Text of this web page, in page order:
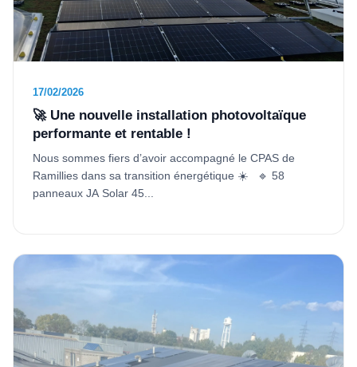
17/02/2026
🚀 Une nouvelle installation photovoltaïque
performante et rentable !
Nous sommes fiers d’avoir accompagné le CPAS de
Ramillies dans sa transition énergétique ☀️ 🔹 58
panneaux JA Solar 45...